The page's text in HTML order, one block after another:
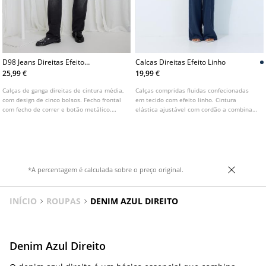
D98 Jeans Direitas Efeito
Vintage L01499499
25,99 €
Calças de ganga direitas de cintura média,
com design de cinco bolsos. Fecho frontal
com fecho de correr e botão metálico.
Calcas Direitas Efeito Linho
19,99 €
Calças compridas fluidas confecionadas
em tecido com efeito linho. Cintura
elástica ajustável com cordão a combinar.
*A percentagem é calculada sobre o preço original.
INÍCIO ROUPAS DENIM AZUL DIREITO
Denim Azul Direito